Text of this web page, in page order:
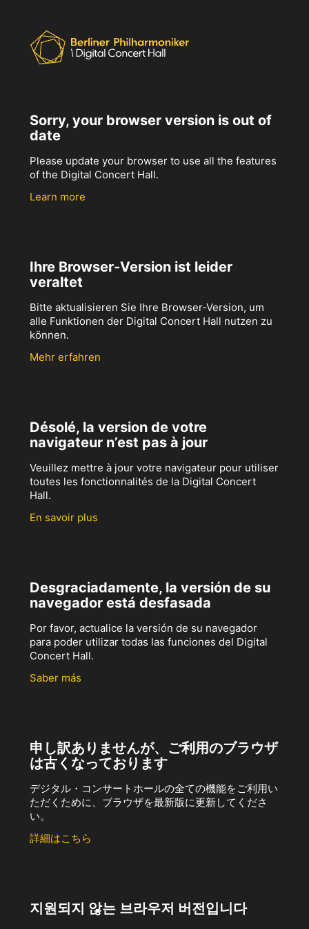
Sorry, your browser version is out of
date
Please update your browser to use all the features
of the Digital Concert Hall.
Learn more
Ihre Browser-Version ist leider
veraltet
Bitte aktualisieren Sie Ihre Browser-Version, um
alle Funktionen der Digital Concert Hall nutzen zu
können.
Mehr erfahren
Désolé, la version de votre
navigateur n’est pas à jour
Veuillez mettre à jour votre navigateur pour utiliser
toutes les fonctionnalités de la Digital Concert
Hall.
En savoir plus
Desgraciadamente, la versión de su
navegador está desfasada
Por favor, actualice la versión de su navegador
para poder utilizar todas las funciones del Digital
Concert Hall.
Saber más
申し訳ありませんが、ご利用のブラウザ
は古くなっております
デジタル・コンサートホールの全ての機能をご利用い
ただくために、ブラウザを最新版に更新してくださ
い。
詳細はこちら
지원되지 않는 브라우저 버전입니다